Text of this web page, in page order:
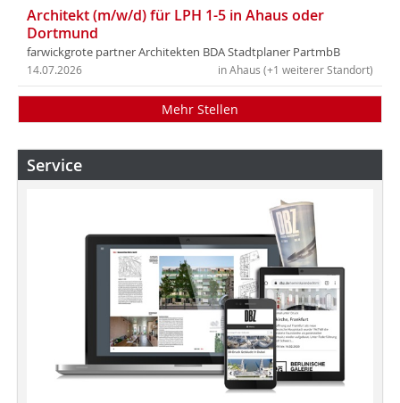
Architekt (m/w/d) für LPH 1-5 in Ahaus oder
Dortmund
farwickgrote partner Architekten BDA Stadtplaner PartmbB
in Ahaus (+1 weiterer Standort)
14.07.2026
Mehr Stellen
Service